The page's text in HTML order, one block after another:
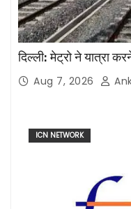
दिल्ली: मेट्रो ने यात्रा
Aug 7, 2026
ICN NETWORK